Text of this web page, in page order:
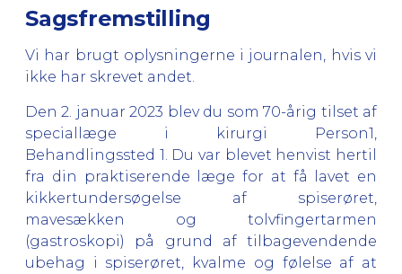
Sagsfremstilling
Vi har brugt oplysningerne i journalen, hvis vi
ikke har skrevet andet.
Den 2. januar 2023 blev du som 70-årig tilset af
speciallæge i kirurgi Person1,
Behandlingssted 1. Du var blevet henvist hertil
fra din praktiserende læge for at få lavet en
kikkertundersøgelse af spiserøret,
mavesækken og tolvfingertarmen
(gastroskopi) på grund af tilbagevendende
ubehag i spiserøret, kvalme og følelse af at